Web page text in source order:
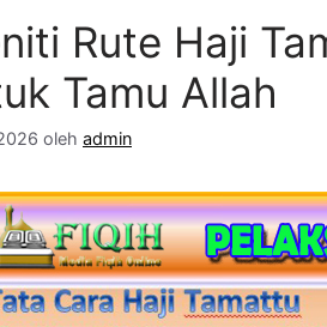
Rute Haji
Tamu Allah
oleh admin